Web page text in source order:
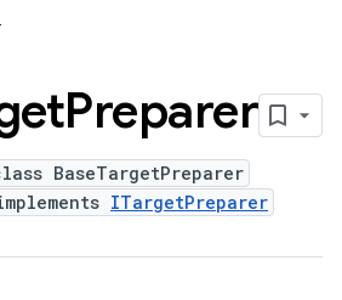
Preparer
BaseTargetPreparer
ITargetPreparer